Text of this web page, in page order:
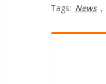
Tags: News ,